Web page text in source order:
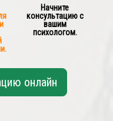
Начните
консультацию с
вашим
психологом.
онлайн